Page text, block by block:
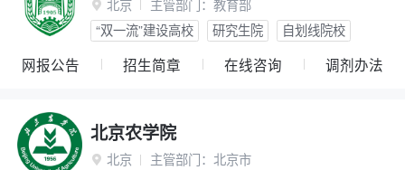
 北京 主管部门： 教育部
“双一流”建设高校
研究生院 自划线院校
网报公告 招生简章 在线咨询 调剂办法
北京农学院
 北京 主管部门： 北京市